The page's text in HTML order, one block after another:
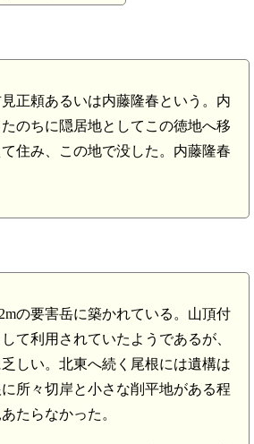
正頼あるいは内藤隆春という。内
のちに隠居地としてこの徳地へ移
住み、この地で没した。内藤隆春
の要害岳に築かれている。山頂付
て利用されていたようであるが、
しい。北東へ続く尾根には遺構は
所々切岸と小さな削平地がある程
たらなかった。